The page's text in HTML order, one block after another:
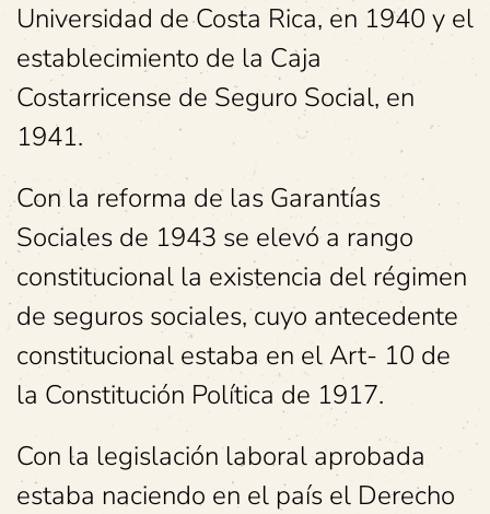
Universidad de Costa Rica, en 1940 y el
establecimiento de la Caja
Costarricense de Seguro Social, en
1941.
Con la reforma de las Garantías
Sociales de 1943 se elevó a rango
constitucional la existencia del régimen
de seguros sociales, cuyo antecedente
constitucional estaba en el Art- 10 de
la Constitución Política de 1917.
Con la legislación laboral aprobada
estaba naciendo en el país el Derecho